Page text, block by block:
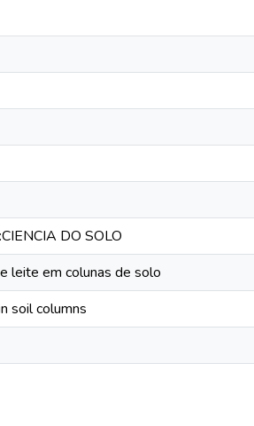
DO SOLO
leite em colunas de solo
soil columns